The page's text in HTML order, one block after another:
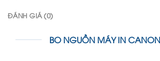
ĐÁNH GIÁ (0)
BO NGUỒN MÁY IN